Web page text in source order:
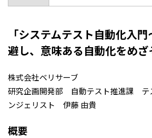
「システムテスト自動化入
避し、意味ある自動化をめざ
株式会社ベリサーブ
研究企画開発部 自動テスト推進課 テ
ンジェリスト 伊藤 由貴
概要